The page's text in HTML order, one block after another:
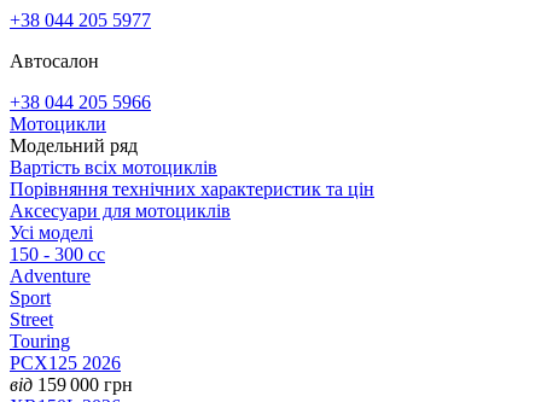
+38 044 205 5977
Автосалон
+38 044 205 5966
Мотоцикли
Модельний ряд
Вартість всіх мотоциклів
Порівняння технічних характеристик та цін
Аксесуари для мотоциклів
Усі моделі
150 - 300 cc
Adventure
Sport
Street
Touring
PCX125 2026
від 159 000 грн